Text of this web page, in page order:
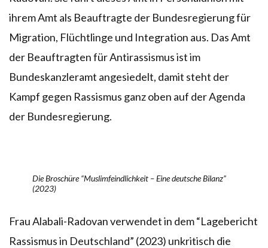
ihrem Amt als Beauftragte der Bundesregierung für
Migration, Flüchtlinge und Integration aus. Das Amt
der Beauftragten für Antirassismus ist im
Bundeskanzleramt angesiedelt, damit steht der
Kampf gegen Rassismus ganz oben auf der Agenda
der Bundesregierung.
Die Broschüre “Muslimfeindlichkeit – Eine deutsche Bilanz”
(2023)
Frau Alabali-Radovan verwendet in dem “Lagebericht
Rassismus in Deutschland” (2023) unkritisch die